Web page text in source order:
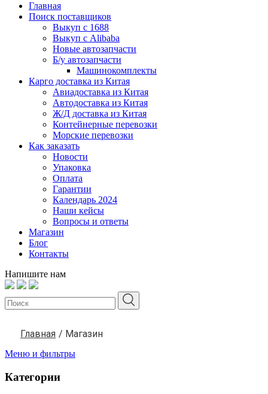
Главная
Поиск поставщиков
Выкуп с 1688
Выкуп с Alibaba
Новые автозапчасти
Б/у автозапчасти
Машинокомплекты
Карго доставка из Китая
Авиадоставка из Китая
Автодоставка из Китая
Ж/Д доставка из Китая
Контейнерные перевозки
Морские перевозки
Как заказать
Новости
Упаковка
Оплата
Гарантии
Календарь 2024
Наши кейсы
Вопросы и ответы
Магазин
Блог
Контакты
Напишите нам
Главная / Магазин
Меню и фильтры
Категории